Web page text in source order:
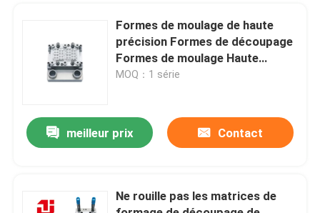
Contrôle de la qualité
Demandez un devis
machines de moulage à semi-conducteurs
Molds d'emboutissage du cadre de plomb IC
Formes de moulage de haute
précision Formes de découpage
Formes de moulage Haute
efficacité Résistance à l'usure
MOQ：1 série
meilleur prix Contact
Ne rouille pas les matrices de